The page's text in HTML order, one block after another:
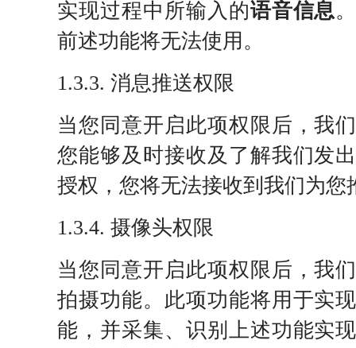
实现过程中所输入的语音信息
前述功能将无法使用。
1.3.3. 消息推送权限
当您同意开启此项权限后，我
您能够及时接收及了解我们发
授权，您将无法接收到我们为您
1.3.4. 摄像头权限
当您同意开启此项权限后，我
拍摄功能。此项功能将用于实
能，并采集、识别上述功能实